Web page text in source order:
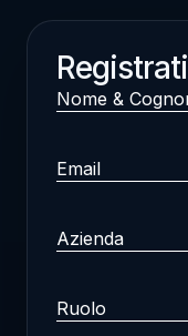
Registrati
Nome
(Obbligatorio)
Email
Azienda
Ruolo